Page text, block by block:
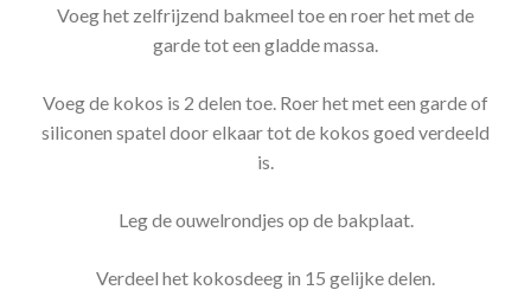
Voeg het zelfrijzend bakmeel toe en roer het met de
garde tot een gladde massa.
Voeg de kokos is 2 delen toe. Roer het met een garde of
siliconen spatel door elkaar tot de kokos goed verdeeld
is.
Leg de ouwelrondjes op de bakplaat.
Verdeel het kokosdeeg in 15 gelijke delen.